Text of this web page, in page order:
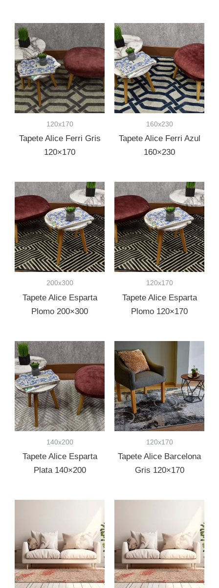
120x170
Tapete Alice Ferri Gris
120×170
160x230
Tapete Alice Ferri Azul
160×230
200x300
Tapete Alice Esparta
Plomo 200×300
120x170
Tapete Alice Esparta
Plomo 120×170
140x200
Tapete Alice Esparta
Plata 140×200
120x170
Tapete Alice Barcelona
Gris 120×170